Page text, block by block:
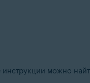
можно